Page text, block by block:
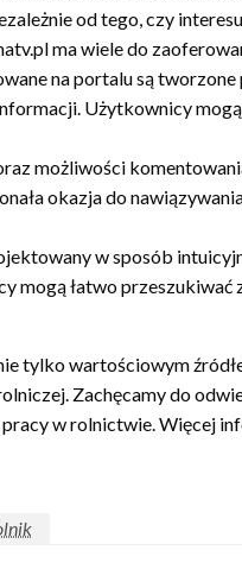
od tego, czy
ma wiele do
na portalu są
Użytkownicy
możliwości
okazja do
w sposób
mogą łatwo
tylko wartościowym
Zachęcamy do
w rolnictwie. Więcej